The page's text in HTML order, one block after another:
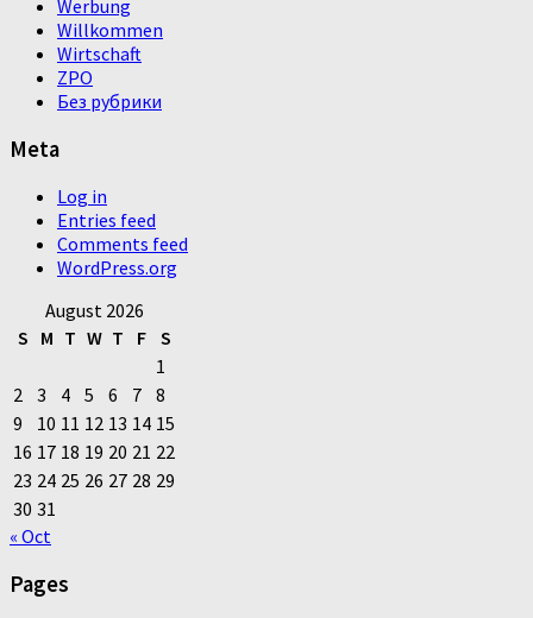
Werbung
Willkommen
Wirtschaft
ZPO
Без рубрики
Meta
Log in
Entries feed
Comments feed
WordPress.org
August 2026
S M T W T F S
1
2 3 4 5 6 7 8
9
10 11 12 13 14 15
16 17 18 19 20 21 22
23 24 25 26 27 28 29
30 31
« Oct
Pages